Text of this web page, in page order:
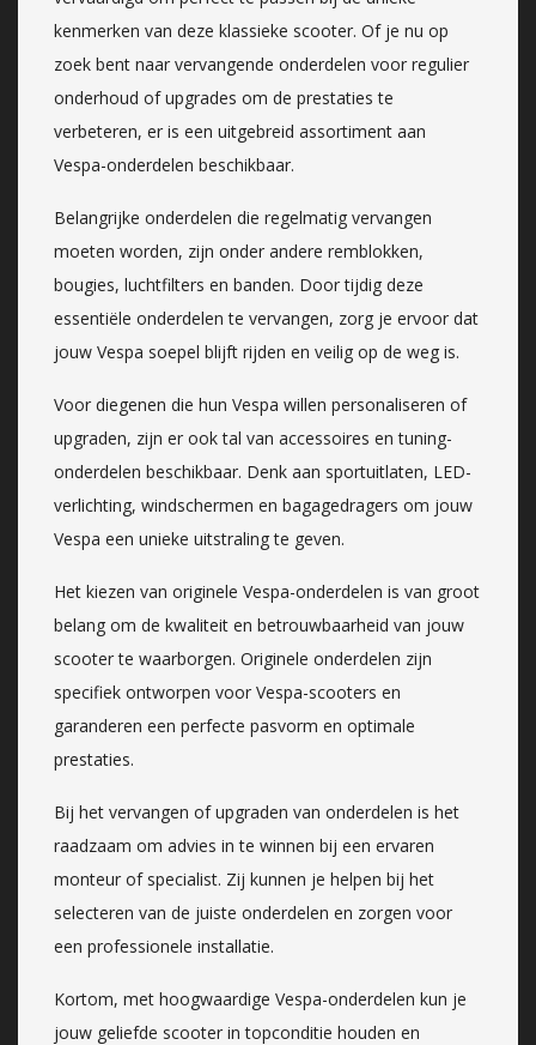
kenmerken van deze klassieke scooter. Of je nu op
zoek bent naar vervangende onderdelen voor regulier
onderhoud of upgrades om de prestaties te
verbeteren, er is een uitgebreid assortiment aan
Vespa-onderdelen beschikbaar.
Belangrijke onderdelen die regelmatig vervangen
moeten worden, zijn onder andere remblokken,
bougies, luchtfilters en banden. Door tijdig deze
essentiële onderdelen te vervangen, zorg je ervoor dat
jouw Vespa soepel blijft rijden en veilig op de weg is.
Voor diegenen die hun Vespa willen personaliseren of
upgraden, zijn er ook tal van accessoires en tuning-
onderdelen beschikbaar. Denk aan sportuitlaten, LED-
verlichting, windschermen en bagagedragers om jouw
Vespa een unieke uitstraling te geven.
Het kiezen van originele Vespa-onderdelen is van groot
belang om de kwaliteit en betrouwbaarheid van jouw
scooter te waarborgen. Originele onderdelen zijn
specifiek ontworpen voor Vespa-scooters en
garanderen een perfecte pasvorm en optimale
prestaties.
Bij het vervangen of upgraden van onderdelen is het
raadzaam om advies in te winnen bij een ervaren
monteur of specialist. Zij kunnen je helpen bij het
selecteren van de juiste onderdelen en zorgen voor
een professionele installatie.
Kortom, met hoogwaardige Vespa-onderdelen kun je
jouw geliefde scooter in topconditie houden en